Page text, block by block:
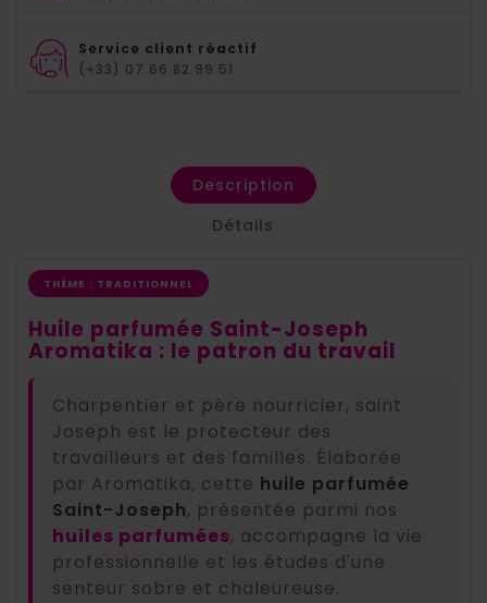
Service client réactif
(+33) 07.66.82.99.51
Description
Détails
THÈME : TRADITIONNEL
Huile parfumée Saint-Joseph
Aromatika : le patron du travail
Charpentier et père nourricier, saint
Joseph est le protecteur des
travailleurs et des familles. Élaborée
par Aromatika, cette huile parfumée
Saint-Joseph, présentée parmi nos
huiles parfumées, accompagne la vie
professionnelle et les études d'une
senteur sobre et chaleureuse.